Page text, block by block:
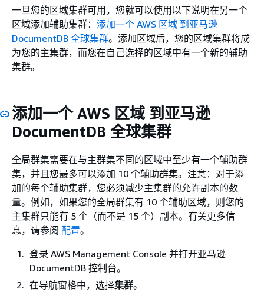
一旦您的区域集群可用，您就可以使用以下说明在另一个
区域添加辅助集群： 添加一个 AWS 区域 到亚马逊
DocumentDB 全球集群。添加区域后，您的区域集群将成
为您的主集群，而您在自己选择的区域中有一个新的辅助
集群。
添加一个 AWS 区域 到亚马逊
DocumentDB 全球集群
全局群集需要在与主群集不同的区域中至少有一个辅助群
集，并且您最多可以添加 10 个辅助群集。注意：对于添
加的每个辅助集群，您必须减少主集群的允许副本的数
量。例如，如果您的全局群集有 10 个辅助区域，则您的
主集群只能有 5 个（而不是 15 个）副本。有关更多信
息，请参阅 配置。
登录 AWS Management Console 并打开亚马逊
DocumentDB 控制台。
在导航窗格中，选择集群。